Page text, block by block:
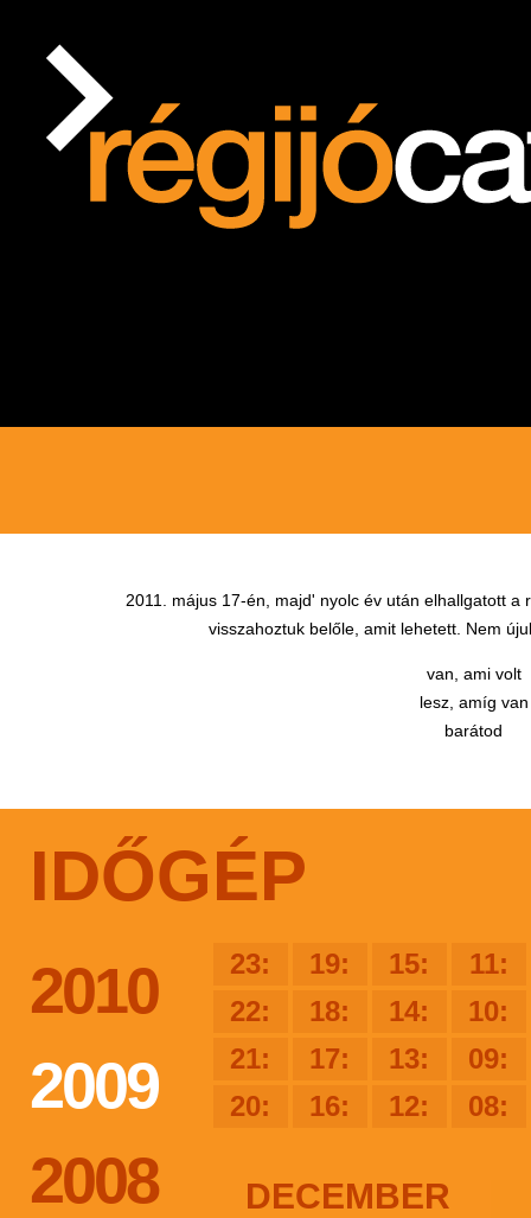
2011. május 17-én, majd' nyolc év után elhallgatott
visszahoztuk belőle, amit lehetett. Nem
van, ami volt
lesz, amíg van
barátod
IDŐGÉP
2010
2009
2008
23: 19: 15:
11:
22:
18: 14:
10:
21:
17: 13:
09:
20:
16: 12: 08:
DECEMBER